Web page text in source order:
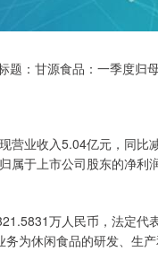
标题：甘源食品：一季度归
营业收入5.04亿元，同比
属于上市公司股东的净利
万人民币，法定代
为休闲食品的研发、生产